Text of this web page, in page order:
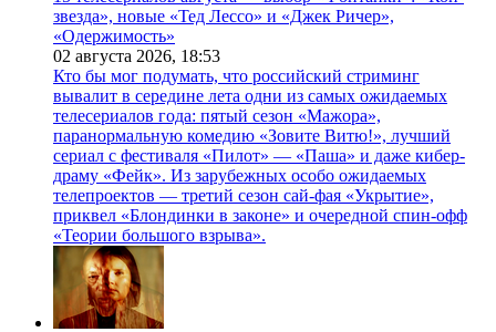
звезда», новые «Тед Лессо» и «Джек Ричер»,
«Одержимость»
02 августа 2026, 18:53
Кто бы мог подумать, что российский стриминг
вывалит в середине лета одни из самых ожидаемых
телесериалов года: пятый сезон «Мажора»,
паранормальную комедию «Зовите Витю!», лучший
сериал с фестиваля «Пилот» — «Паша» и даже кибер-
драму «Фейк». Из зарубежных особо ожидаемых
телепроектов — третий сезон сай-фая «Укрытие»,
приквел «Блондинки в законе» и очередной спин-офф
«Теории большого взрыва».